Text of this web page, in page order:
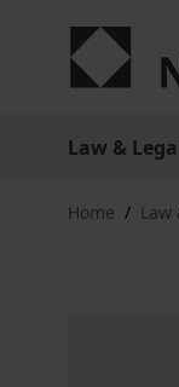
Law &
Home / Law